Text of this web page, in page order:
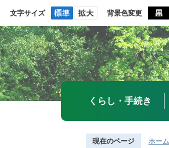
文字サイズ 背景色変更
くらし・手続き
現在のページ ホーム